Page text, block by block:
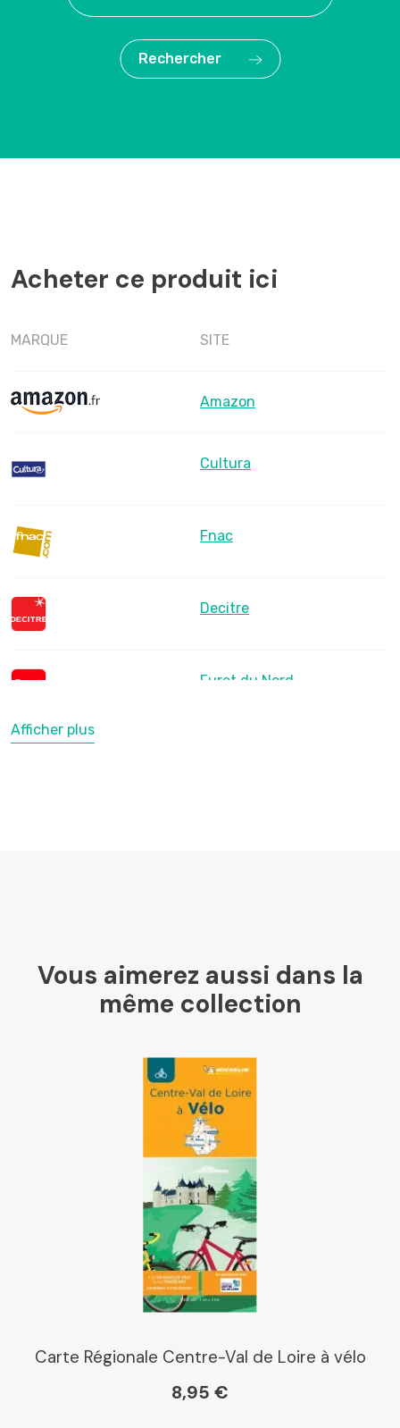
Rechercher
Acheter ce produit ici
MARQUE SITE
Amazon
Cultura
Fnac
Decitre
Furet du Nord
Mollat
Chapitre
Dialogue
Librairie La Procure
Afficher plus
Vous aimerez aussi dans la
même collection
Carte Régionale Centre-Val de Loire à vélo
8,95 €